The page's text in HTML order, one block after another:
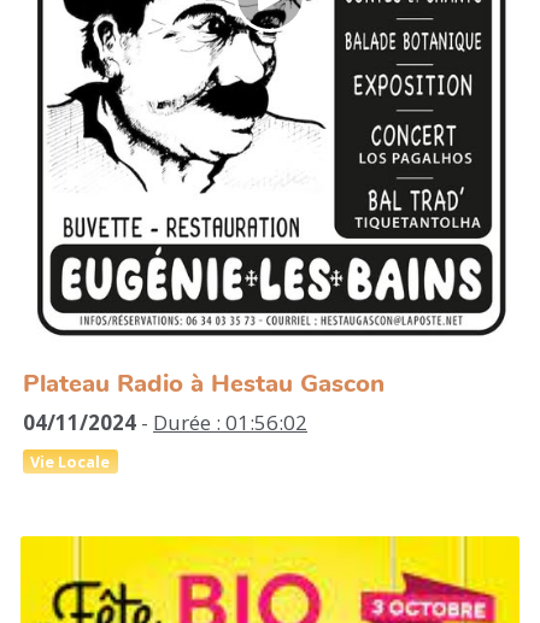
Plateau Radio à Hestau Gascon
04/11/2024 - Durée : 01:56:02
Vie Locale